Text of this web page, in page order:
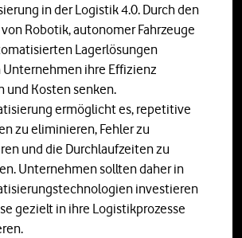
in der Logistik 4.0. Durch den
Robotik, autonomer Fahrzeuge
Lagerlösungen
Unternehmen ihre Effizienz
und Kosten senken.
ermöglicht es, repetitive
zu eliminieren, Fehler zu
und die Durchlaufzeiten zu
Unternehmen sollten daher in
investieren
gezielt in ihre Logistikprozesse